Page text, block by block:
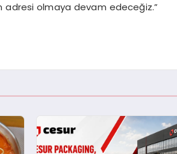
adresi olmaya devam edeceğiz.”